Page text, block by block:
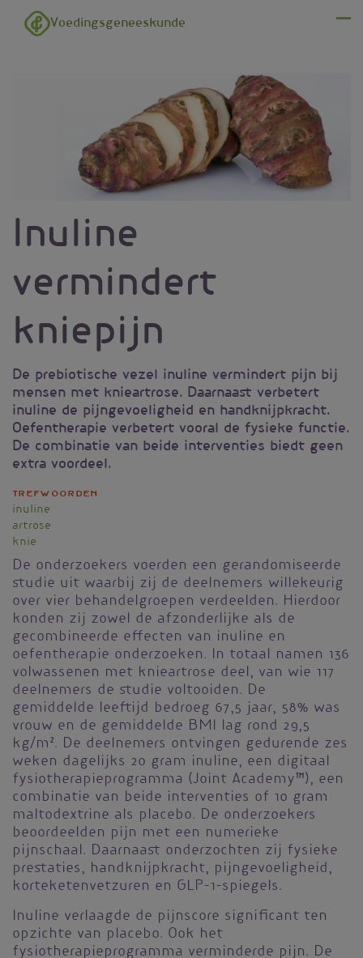
Overslaan en naar de inhoud gaan
Voedingsgeneeskunde
Inuline
vermindert
kniepijn
De prebiotische vezel inuline vermindert pijn bij
mensen met knieartrose. Daarnaast verbetert
inuline de pijngevoeligheid en handknijpkracht.
Oefentherapie verbetert vooral de fysieke functie.
De combinatie van beide interventies biedt geen
extra voordeel.
Trefwoorden
inuline
artrose
knie
De onderzoekers voerden een gerandomiseerde
studie uit waarbij zij de deelnemers willekeurig
over vier behandelgroepen verdeelden. Hierdoor
konden zij zowel de afzonderlijke als de
gecombineerde effecten van inuline en
oefentherapie onderzoeken. In totaal namen 136
volwassenen met knieartrose deel, van wie 117
deelnemers de studie voltooiden. De
gemiddelde leeftijd bedroeg 67,5 jaar, 58% was
vrouw en de gemiddelde BMI lag rond 29,5
kg/m². De deelnemers ontvingen gedurende zes
weken dagelijks 20 gram inuline, een digitaal
fysiotherapieprogramma (Joint Academy™), een
combinatie van beide interventies of 10 gram
maltodextrine als placebo. De onderzoekers
beoordeelden pijn met een numerieke
pijnschaal. Daarnaast onderzochten zij fysieke
prestaties, handknijpkracht, pijngevoeligheid,
korteketenvetzuren en GLP-1-spiegels.
Inuline verlaagde de pijnscore significant ten
opzichte van placebo. Ook het
fysiotherapieprogramma verminderde pijn. De